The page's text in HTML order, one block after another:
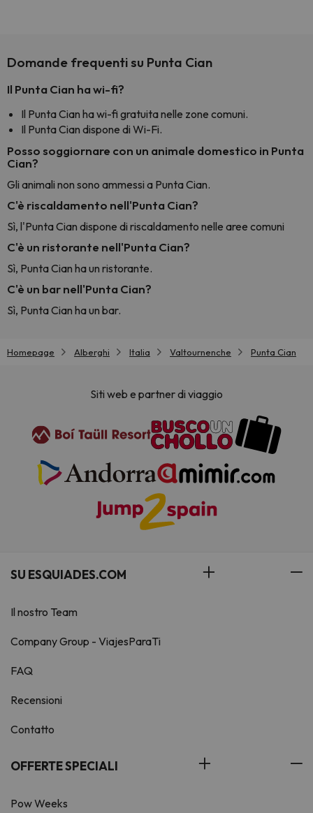
Domande frequenti su Punta Cian
Il Punta Cian ha wi-fi?
Il Punta Cian ha wi-fi gratuita nelle zone comuni.
Il Punta Cian dispone di Wi-Fi.
Posso soggiornare con un animale domestico in Punta
Cian?
Gli animali non sono ammessi a Punta Cian.
C'è riscaldamento nell'Punta Cian?
Sì, l'Punta Cian dispone di riscaldamento nelle aree comuni
C'è un ristorante nell'Punta Cian?
Sì, Punta Cian ha un ristorante.
C'è un bar nell'Punta Cian?
Sì, Punta Cian ha un bar.
Homepage Alberghi Italia Valtournenche Punta Cian
Siti web e partner di viaggio
SU ESQUIADES.COM
Il nostro Team
Company Group - ViajesParaTi
FAQ
Recensioni
Contatto
OFFERTE SPECIALI
Pow Weeks